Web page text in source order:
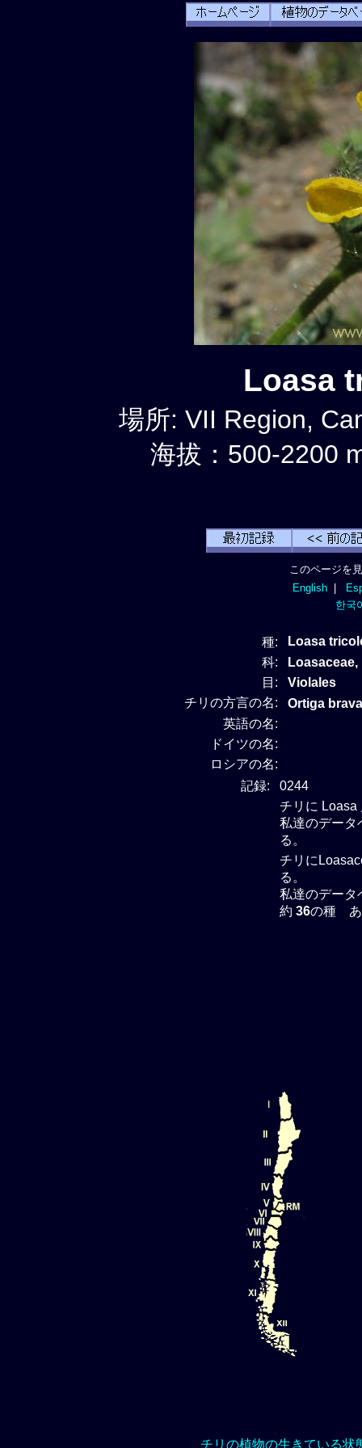
Loasa
場所: VII Region,
海拔：500-2200
このページを
English|
한국
種:
Loasa
科:
Loasaceae,
目:
Violales
チリの方言の名:
Ortiga
英語の名:
ドイツの名:
ロシアの名:
記録:
0244
チリに
私達のデータ
る。
チリに
る。
私達のデータ
約 36の種 あ
チリの植物の生きている状